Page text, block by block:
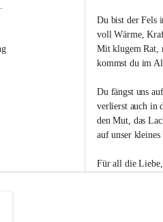
iDu bist der Fels
voll Wärme,
Mit klugem Rat,
kommst du im
Du fängst uns
verlierst auch in
den Mut, das
auf unser
Für all die